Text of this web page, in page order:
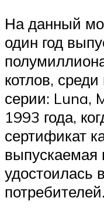
На данный
один год
котлов,
серии: Luna,
1993 года,
сертификат
выпускаемая
удостоилась
потребителей.